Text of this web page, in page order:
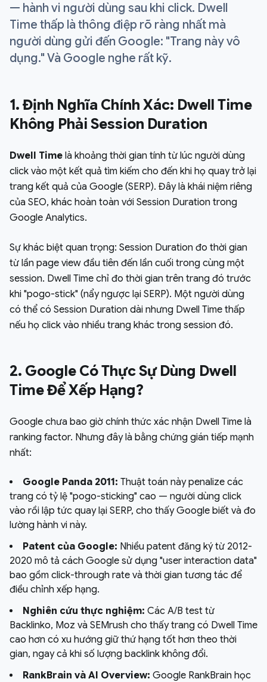
— hành vi người dùng sau khi click. Dwell
Time thấp là thông điệp rõ ràng nhất mà
người dùng gửi đến Google: "Trang này vô
dụng." Và Google nghe rất kỹ.
1. Định Nghĩa Chính Xác: Dwell Time
Không Phải Session Duration
Dwell Time là khoảng thời gian tính từ lúc người dùng
click vào một kết quả tìm kiếm cho đến khi họ quay trở lại
trang kết quả của Google (SERP). Đây là khái niệm riêng
của SEO, khác hoàn toàn với Session Duration trong
Google Analytics.
Sự khác biệt quan trọng: Session Duration đo thời gian
từ lần page view đầu tiên đến lần cuối trong cùng một
session. Dwell Time chỉ đo thời gian trên trang đó trước
khi "pogo-stick" (nẩy ngược lại SERP). Một người dùng
có thể có Session Duration dài nhưng Dwell Time thấp
nếu họ click vào nhiều trang khác trong session đó.
2. Google Có Thực Sự Dùng Dwell
Time Để Xếp Hạng?
Google chưa bao giờ chính thức xác nhận Dwell Time là
ranking factor. Nhưng đây là bằng chứng gián tiếp mạnh
nhất:
Google Panda 2011: Thuật toán này penalize các
trang có tỷ lệ "pogo-sticking" cao — người dùng click
vào rồi lập tức quay lại SERP, cho thấy Google biết và đo
lường hành vi này.
Patent của Google: Nhiều patent đăng ký từ 2012-
2020 mô tả cách Google sử dụng "user interaction data"
bao gồm click-through rate và thời gian tương tác để
điều chỉnh xếp hạng.
Nghiên cứu thực nghiệm: Các A/B test từ
Backlinko, Moz và SEMrush cho thấy trang có Dwell Time
cao hơn có xu hướng giữ thứ hạng tốt hơn theo thời
gian, ngay cả khi số lượng backlink không đổi.
RankBrain và AI Overview: Google RankBrain học